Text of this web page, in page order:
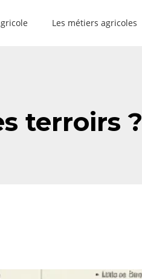
Les métiers agricoles
terroirs ?